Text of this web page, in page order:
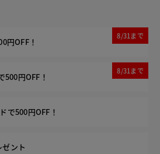
円OFF！
8/31まで
500円OFF！
8/31まで
で500円OFF！
ント